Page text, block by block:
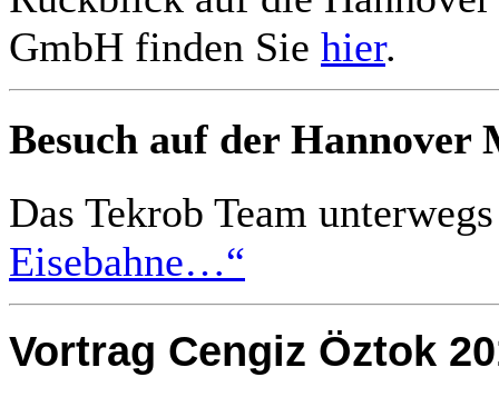
GmbH finden Sie hier.
Besuch auf der Hannover
Das Tekrob Team
Eisebahne…“
Vortrag Cengiz Öztok